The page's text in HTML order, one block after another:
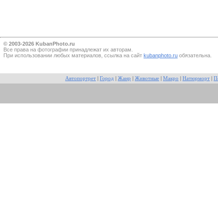
© 2003-2026 KubanPhoto.ru
Все прaва на фотографии принадлежат их авторам.
При использовании любых материалов, ссылка на сайт kubanphoto.ru обязательна.
Автопортрет Город Жанр Животные Макро Натюрморт